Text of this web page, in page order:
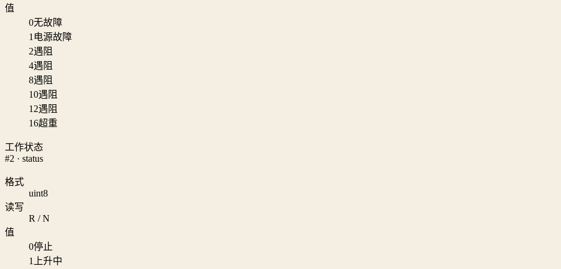
值
0无故障
1 电源故障
2遇阻
4遇阻
8遇阻
10遇阻
12遇阻
16超重
工作状态
#2 · status
格式
uint8
读写
R / N
值
0停止
1
上升中